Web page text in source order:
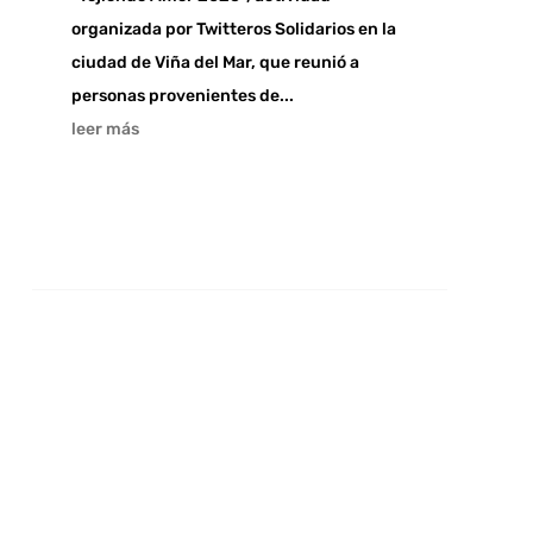
organizada por Twitteros Solidarios en la
ciudad de Viña del Mar, que reunió a
personas provenientes de...
leer más